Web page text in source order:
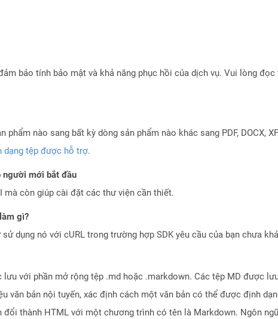
bảo tính bảo mật và khả năng phục hồi của dịch vụ. Vui lòng
nào sang bất kỳ dòng sản phẩm nào khác sang PDF, DOCX,
dạng tệp được hỗ trợ.
người mới bắt đầu
mà còn giúp cài đặt các thư viện cần thiết.
gì?
dụng nó với cURL trong trường hợp SDK yêu cầu của bạn chưa
với phần mở rộng tệp .md hoặc .markdown. Các tệp MD được
văn bản nội tuyến, xác định cách một văn bản có thể được định
thành HTML với một chương trình có tên là Markdown. Ngôn